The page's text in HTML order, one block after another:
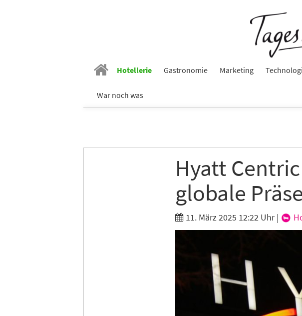
Hotellerie Gastronomie Marketing
War noch was
Hyatt
globale
11. März 2025 12:22 Uhr|